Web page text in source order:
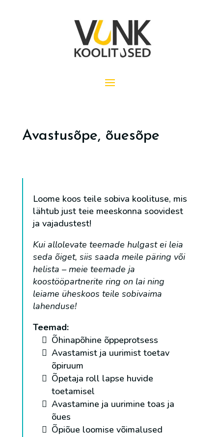
Avastusõpe, õuesõpe
Loome koos teile sobiva koolituse, mis
lähtub just teie meeskonna soovidest
ja vajadustest!
Kui allolevate teemade hulgast ei leia
seda õiget, siis saada meile päring või
helista – meie teemade ja
koostööpartnerite ring on lai ning
leiame üheskoos teile sobivaima
lahenduse!
Teemad:
Õhinapõhine õppeprotsess
Avastamist ja uurimist toetav
õpiruum
Õpetaja roll lapse huvide
toetamisel
Avastamine ja uurimine toas ja
õues
Õpiõue loomise võimalused